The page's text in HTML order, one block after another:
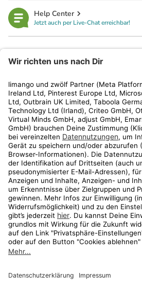
Help Center
Jetzt auch per Live-Chat erreichbar!
Kundenservice
Shop
Aktionen
Travel